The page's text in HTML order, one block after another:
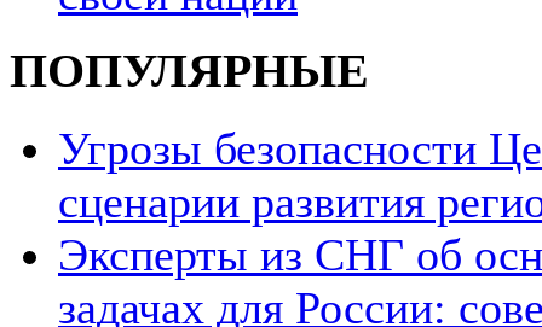
ПОПУЛЯРНЫЕ
Угрозы безопасности
сценарии развития
Эксперты из СНГ об
задачах для России: